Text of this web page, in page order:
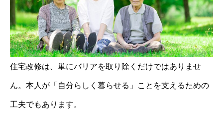
住宅改修は、単にバリアを取り除くだけではありませ
ん。本人が「自分らしく暮らせる」ことを支えるための
工夫でもあります。